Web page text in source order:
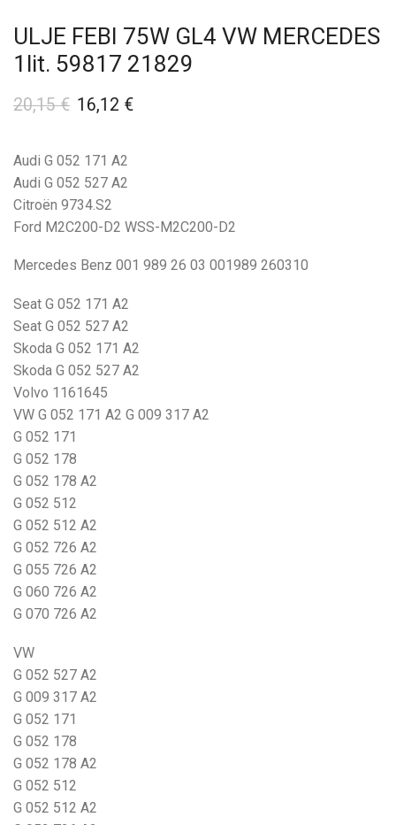
ULJE FEBI 75W GL4 VW MERCEDES
1lit. 59817 21829
20,15€ 16,12 €
Audi G 052 171 A2
Audi G 052 527 A2
Citroën 9734.S2
Ford M2C200-D2 WSS-M2C200-D2
Mercedes Benz 001 989 26 03 001989 260310
Seat G 052 171 A2
Seat G 052 527 A2
Skoda G 052 171 A2
Skoda G 052 527 A2
Volvo 1161645
VW G 052 171 A2 G 009 317 A2
G 052 171
G 052 178
G 052 178 A2
G 052 512
G 052 512 A2
G 052 726 A2
G 055 726 A2
G 060 726 A2
G 070 726 A2
VW
G 052 527 A2
G 009 317 A2
G 052 171
G 052 178
G 052 178 A2
G 052 512
G 052 512 A2